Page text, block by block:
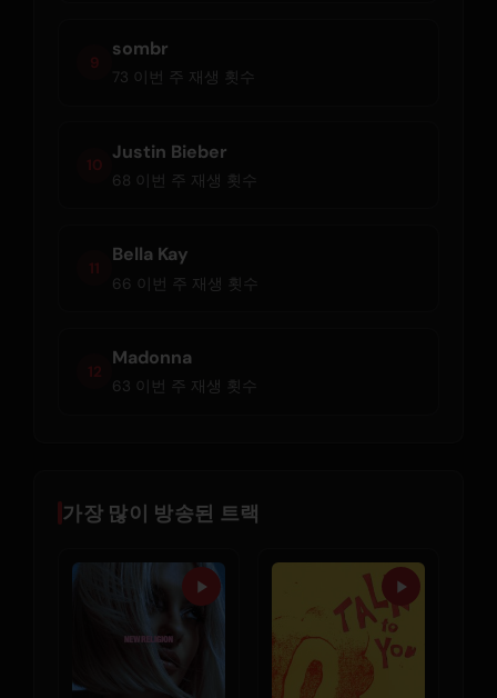
9
sombr
73 이번 주 재생 횟수
10
Justin Bieber
68 이번 주 재생 횟수
11
Bella Kay
66 이번 주 재생 횟수
12
Madonna
63 이번 주 재생 횟수
가장 많이 방송된 트랙